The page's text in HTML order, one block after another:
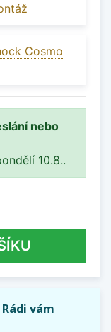
Cosmo
nebo
10.8..
vám